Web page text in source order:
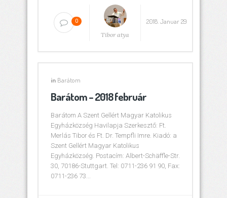
0
Tibor atya
2018. Januar 29
in Barátom
Barátom – 2018 február
Barátom A Szent Gellért Magyar Katolikus
Egyházközség Havilapja Szerkesztő: Ft.
Merlás Tibor és Ft. Dr. Tempfli Imre. Kiadó: a
Szent Gellért Magyar Katolikus
Egyházközség. Postacím: Albert-Schäffle-Str.
30, 70186-Stuttgart. Tel: 0711-236 91 90, Fax:
0711-236 73...